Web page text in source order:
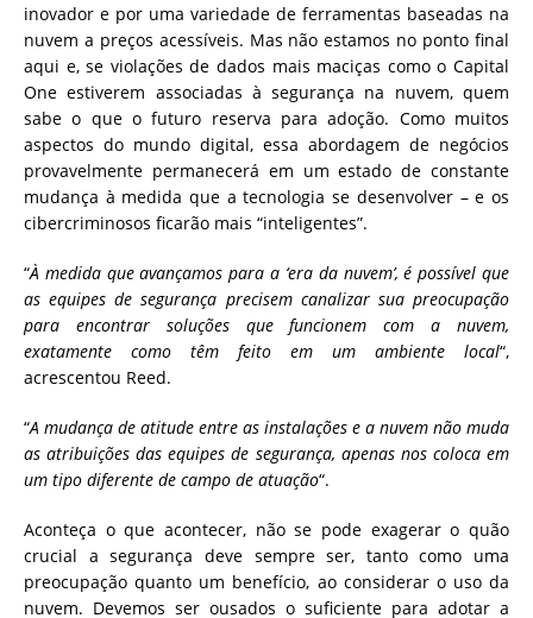
inovador e por uma variedade de ferramentas baseadas na
nuvem a preços acessíveis. Mas não estamos no ponto final
aqui e, se violações de dados mais maciças como o Capital
One estiverem associadas à segurança na nuvem, quem
sabe o que o futuro reserva para adoção. Como muitos
aspectos do mundo digital, essa abordagem de negócios
provavelmente permanecerá em um estado de constante
mudança à medida que a tecnologia se desenvolver – e os
cibercriminosos ficarão mais “inteligentes”.
“À medida que avançamos para a ‘era da nuvem’, é possível que
as equipes de segurança precisem canalizar sua preocupação
para encontrar soluções que funcionem com a nuvem,
exatamente como têm feito em um ambiente local“,
acrescentou Reed.
“A mudança de atitude entre as instalações e a nuvem não muda
as atribuições das equipes de segurança, apenas nos coloca em
um tipo diferente de campo de atuação“.
Aconteça o que acontecer, não se pode exagerar o quão
crucial a segurança deve sempre ser, tanto como uma
preocupação quanto um benefício, ao considerar o uso da
nuvem. Devemos ser ousados ​​o suficiente para adotar a